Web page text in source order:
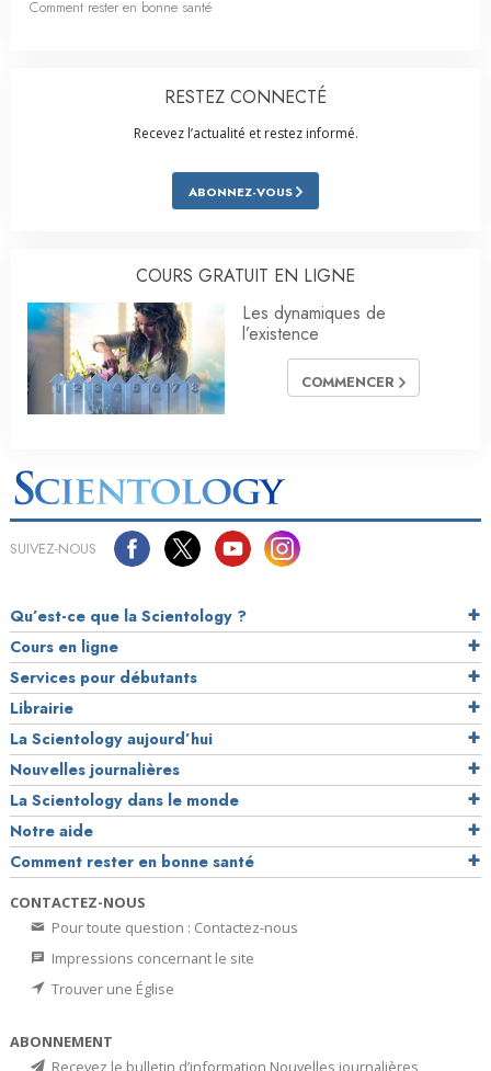
Comment rester en bonne santé
RESTEZ CONNECTÉ
Recevez l’actualité et restez informé.
ABONNEZ-VOUS
COURS GRATUIT EN LIGNE
Les dynamiques de
l’existence
COMMENCER
SUIVEZ-NOUS
Qu’est-ce que la Scientology ?
Cours en ligne
Services pour débutants
Librairie
La Scientology aujourd’hui
Nouvelles journalières
La Scientology dans le monde
Notre aide
Comment rester en bonne santé
CONTACTEZ-NOUS
Pour toute question : Contactez-nous
Impressions concernant le site
Trouver une Église
ABONNEMENT
Recevez le bulletin d’information Nouvelles journalières